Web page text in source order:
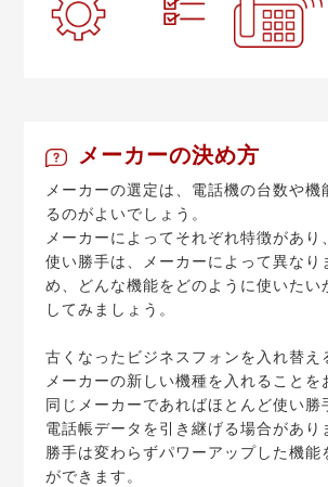
メーカーの決め方
メーカーの選定は、電話機の台数や機
るのがよいでしょう。
メーカーによってそれぞれ特徴があり
使い勝手は、メーカーによって異なり
め、どんな機能をどのように使いたい
してみましょう。
古くなったビジネスフォンを入れ替え
メーカーの新しい機種を入れることを
同じメーカーであればほとんど使い勝
電話帳データを引き継げる場合があり
勝手は変わらずパワーアップした機能
ができます。